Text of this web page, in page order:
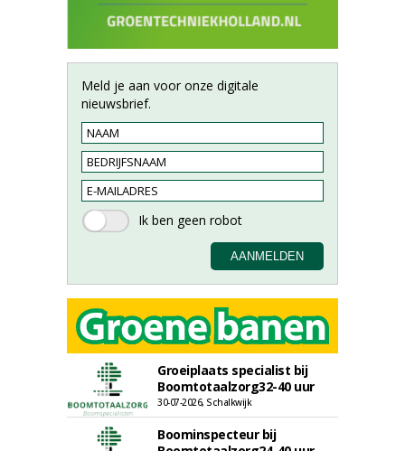
Meld je aan voor onze digitale
nieuwsbrief.
Groeiplaats specialist bij
Boomtotaalzorg32-40 uur
30-07-2026, Schalkwijk
Boominspecteur bij